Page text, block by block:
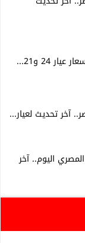
24 و21...
آخر تحديث لعيار...
اليوم.. آخر